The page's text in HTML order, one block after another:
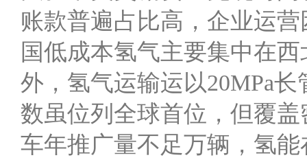
账款普遍占比高，企业运
国低成本氢气主要集中在
外，氢气运输运以20MPa
数虽位列全球首位，但覆
车年推广量不足万辆，氢